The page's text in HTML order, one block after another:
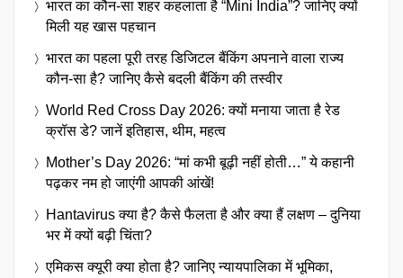
भारत का कौन-सा शहर कहलाता है “Mini India”? जानिए क्यों
मिली यह खास पहचान
भारत का पहला पूरी तरह डिजिटल बैंकिंग अपनाने वाला राज्य
कौन-सा है? जानिए कैसे बदली बैंकिंग की तस्वीर
World Red Cross Day 2026: क्यों मनाया जाता है रेड
क्रॉस डे? जानें इतिहास, थीम, महत्व
Mother’s Day 2026: “मां कभी बूढ़ी नहीं होती…” ये कहानी
पढ़कर नम हो जाएंगी आपकी आंखें!
Hantavirus क्या है? कैसे फैलता है और क्या हैं लक्षण – दुनिया
भर में क्यों बढ़ी चिंता?
एमिकस क्यूरी क्या होता है? जानिए न्यायपालिका में भूमिका,